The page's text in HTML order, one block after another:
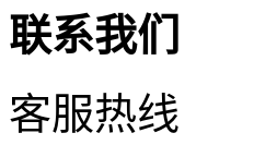
联系我们
客服热线